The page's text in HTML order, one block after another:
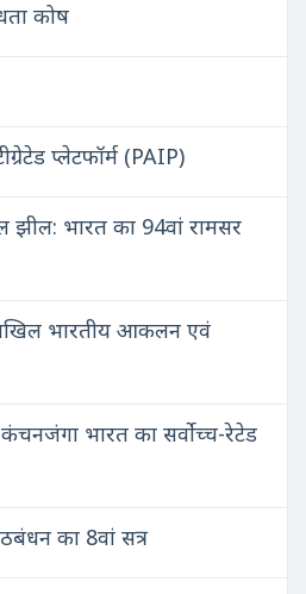
कोष
प्लेटफॉर्म (PAIP)
झील: भारत का 94वां रामसर
भारतीय आकलन एवं
भारत का सर्वोच्च-रेटेड
का 8वां सत्र